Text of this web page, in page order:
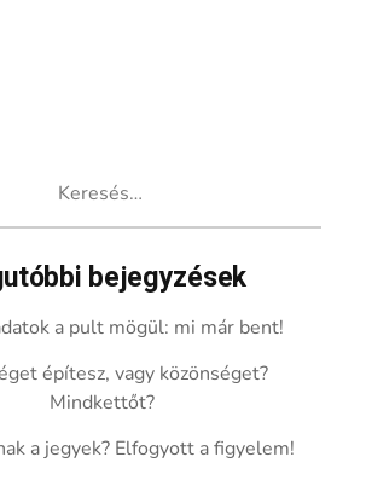
bejegyzések
a pult mögül: mi már bent!
építesz, vagy közönséget?
Mindkettőt?
a jegyek? Elfogyott a figyelem!